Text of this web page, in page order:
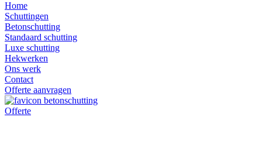
Home
Schuttingen
Betonschutting
Standaard schutting
Luxe schutting
Hekwerken
Ons werk
Contact
Offerte aanvragen
Offerte